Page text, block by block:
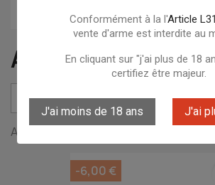
Conformément à la l'Article
vente d'arme est interdite au
En cliquant sur "j'ai plus de 18
certifiez être majeur.
J'ai moins de 18 ans J'ai
ACCESSOIRES
Pertinence
Affichage 1-12 de 26 article(s)
-6,00 €